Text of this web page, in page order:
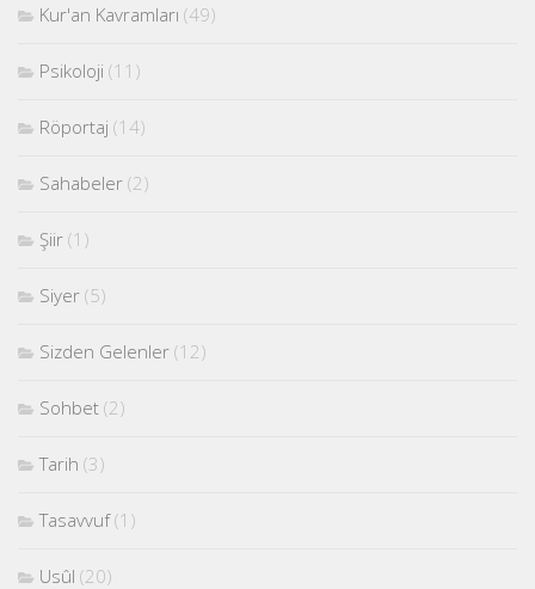
Kur'an Kavramları (49)
Psikoloji (11)
Röportaj (14)
Sahabeler (2)
Şiir (1)
Siyer (5)
Sizden Gelenler (12)
Sohbet (2)
Tarih (3)
Tasavvuf(1)
Usûl (20)